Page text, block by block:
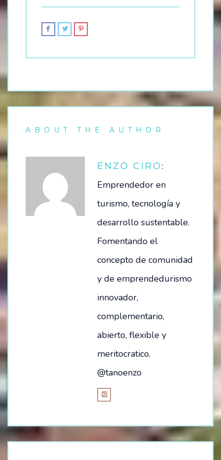
ABOUT THE AUTHOR
ENZO CIRO:
Emprendedor en
turismo, tecnología y
desarrollo sustentable.
Fomentando el
concepto de comunidad
y de emprendedurismo
innovador,
complementario,
abierto, flexible y
meritocratico.
@tanoenzo